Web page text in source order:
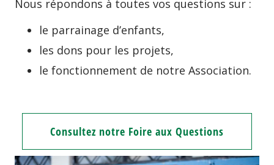
Nous répondons à toutes vos questions sur :
le parrainage d’enfants,
les dons pour les projets,
le fonctionnement de notre Association.
Consultez notre Foire aux Questions